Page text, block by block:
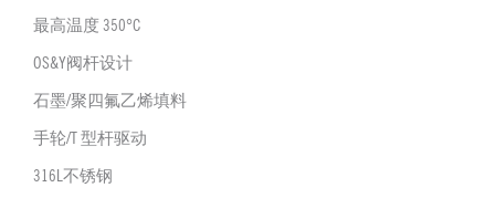
最高温度 350°C
OS&Y阀杆设计
石墨/聚四氟乙烯填料
手轮/T 型杆驱动
316L不锈钢